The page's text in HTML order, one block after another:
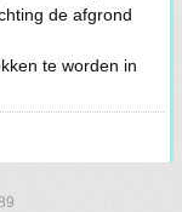
de afgrond
te worden in